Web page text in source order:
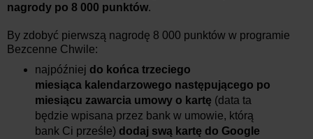
nagrody po 8 000 punktów.
By zdobyć pierwszą nagrodę 8 000 punktów w programie
Bezcenne Chwile:
najpóźniej do końca trzeciego
miesiąca kalendarzowego następującego po
miesiącu zawarcia umowy o kartę (data ta
będzie wpisana przez bank w umowie, którą
bank Ci prześle) dodaj swą kartę do Google